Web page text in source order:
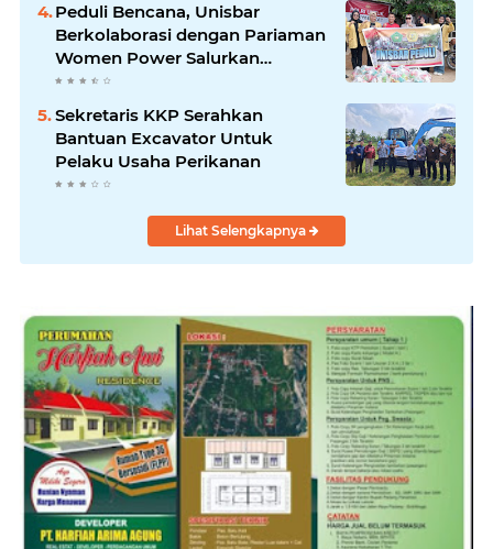
Peduli Bencana, Unisbar
Berkolaborasi dengan Pariaman
Women Power Salurkan
Bantuan untuk Korban Banjir di
Padang
Sekretaris KKP Serahkan
Bantuan Excavator Untuk
Pelaku Usaha Perikanan
Lihat Selengkapnya